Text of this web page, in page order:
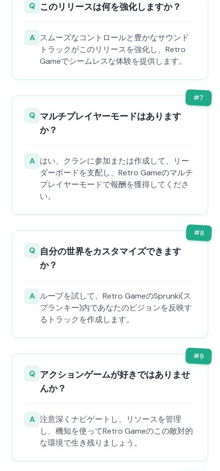
Q このリリースは何を強化しますか？
A スムーズなコントロールと豊かなサウンド
トラックがこのリリースを強化し、Retro
Gameでシームレスな体験を提供します。
#7
Q マルチプレイヤーモードはあります
か？
A はい、クランに参加または作成して、リー
ダーボードを支配し、Retro Gameのマルチ
プレイヤーモードで報酬を獲得してくださ
い。
#8
Q 自分の世界をカスタマイズできます
か？
A ループを試して、Retro GameのSprunki(ス
プランキー)内であなたのビジョンを反映す
るトラックを作成します。
#9
Q アクションゲームが好きではありませ
んか？
A 注意深くナビゲートし、リソースを管理
し、機知を使ってRetro Gameのこの敵対的
な環境で生き残りましょう。